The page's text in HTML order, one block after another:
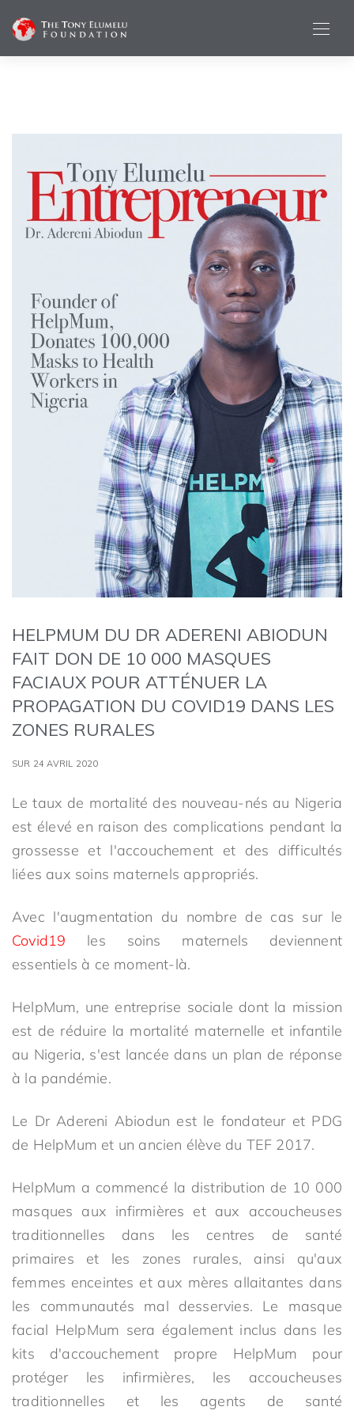
HELPMUM DU DR ADERENI ABIODUN
FAIT DON DE 10 000 MASQUES
FACIAUX POUR ATTÉNUER LA
PROPAGATION DU COVID19 DANS LES
ZONES RURALES
SUR 24 AVRIL 2020
Le taux de mortalité des nouveau-nés au Nigeria
est élevé en raison des complications pendant la
grossesse et l'accouchement et des difficultés
liées aux soins maternels appropriés.
Avec l'augmentation du nombre de cas sur le
Covid19 les soins maternels deviennent
essentiels à ce moment-là.
HelpMum, une entreprise sociale dont la mission
est de réduire la mortalité maternelle et infantile
au Nigeria, s'est lancée dans un plan de réponse
à la pandémie.
Le Dr Adereni Abiodun est le fondateur et PDG
de HelpMum et un ancien élève du TEF 2017.
HelpMum a commencé la distribution de 10 000
masques aux infirmières et aux accoucheuses
traditionnelles dans les centres de santé
primaires et les zones rurales, ainsi qu'aux
femmes enceintes et aux mères allaitantes dans
les communautés mal desservies. Le masque
facial HelpMum sera également inclus dans les
kits d'accouchement propre HelpMum pour
protéger les infirmières, les accoucheuses
traditionnelles et les agents de santé